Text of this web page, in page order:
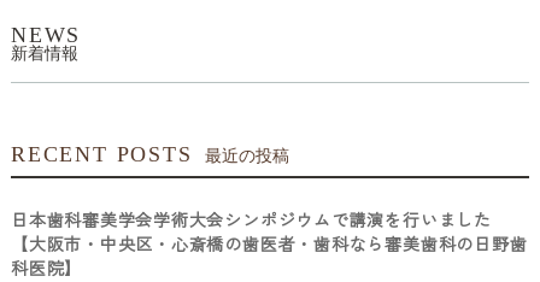
NEWS
新着情報
RECENT POSTS 最近の投稿
日本歯科審美学会学術大会シンポジウムで講演を行いました
【大阪市・中央区・心斎橋の歯医者・歯科なら審美歯科の日野歯
科医院】